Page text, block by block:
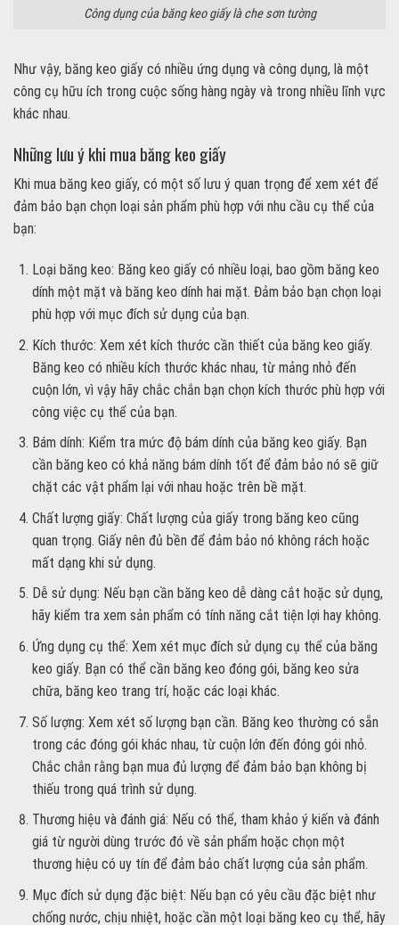
Công dụng của băng keo giấy là che sơn tường
Như vậy, băng keo giấy có nhiều ứng dụng và công dụng, là một
công cụ hữu ích trong cuộc sống hàng ngày và trong nhiều lĩnh vực
khác nhau.
Những lưu ý khi mua băng keo giấy
Khi mua băng keo giấy, có một số lưu ý quan trọng để xem xét để
đảm bảo bạn chọn loại sản phẩm phù hợp với nhu cầu cụ thể của
bạn:
Loại băng keo: Băng keo giấy có nhiều loại, bao gồm băng keo
dính một mặt và băng keo dính hai mặt. Đảm bảo bạn chọn loại
phù hợp với mục đích sử dụng của bạn.
Kích thước: Xem xét kích thước cần thiết của băng keo giấy.
Băng keo có nhiều kích thước khác nhau, từ mảng nhỏ đến
cuộn lớn, vì vậy hãy chắc chắn bạn chọn kích thước phù hợp với
công việc cụ thể của bạn.
Bám dính: Kiểm tra mức độ bám dính của băng keo giấy. Bạn
cần băng keo có khả năng bám dính tốt để đảm bảo nó sẽ giữ
chặt các vật phẩm lại với nhau hoặc trên bề mặt.
Chất lượng giấy: Chất lượng của giấy trong băng keo cũng
quan trọng. Giấy nên đủ bền để đảm bảo nó không rách hoặc
mất dạng khi sử dụng.
Dễ sử dụng: Nếu bạn cần băng keo dễ dàng cắt hoặc sử dụng,
hãy kiểm tra xem sản phẩm có tính năng cắt tiện lợi hay không.
Ứng dụng cụ thể: Xem xét mục đích sử dụng cụ thể của băng
keo giấy. Bạn có thể cần băng keo đóng gói, băng keo sửa
chữa, băng keo trang trí, hoặc các loại khác.
Số lượng: Xem xét số lượng bạn cần. Băng keo thường có sẵn
trong các đóng gói khác nhau, từ cuộn lớn đến đóng gói nhỏ.
Chắc chắn rằng bạn mua đủ lượng để đảm bảo bạn không bị
thiếu trong quá trình sử dụng.
Thương hiệu và đánh giá: Nếu có thể, tham khảo ý kiến và đánh
giá từ người dùng trước đó về sản phẩm hoặc chọn một
thương hiệu có uy tín để đảm bảo chất lượng của sản phẩm.
Mục đích sử dụng đặc biệt: Nếu bạn có yêu cầu đặc biệt như
chống nước, chịu nhiệt, hoặc cần một loại băng keo cụ thể, hãy